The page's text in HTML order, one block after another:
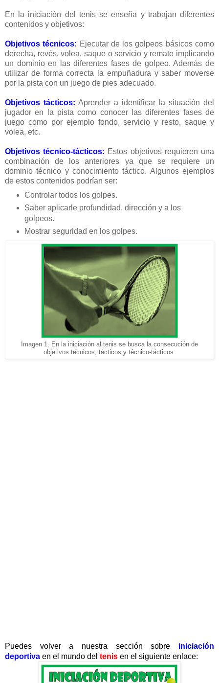
En la iniciación del tenis se enseña y trabajan diferentes
contenidos y objetivos:
Objetivos técnicos: Ejecutar de los golpeos básicos como
derecha, revés, volea, saque o servicio y remate implicando
un dominio en las diferentes fases de golpeo. Además de
utilizar de forma correcta la empuñadura y saber moverse
por la pista con un juego de pies adecuado.
Objetivos tácticos: Aprender a identificar la situación del
jugador en la pista como conocer las diferentes fases de
juego como por ejemplo fondo, servicio y resto, saque y
volea, etc.
Objetivos técnico-tácticos: Estos objetivos requieren una
combinación de los anteriores ya que se requiere un
dominio técnico y conocimiento táctico. Algunos ejemplos
de estos contenidos podrían ser:
Controlar todos los golpes.
Saber aplicarle profundidad, dirección y a los
golpeos.
Mostrar seguridad en los golpes.
Imagen 1. En la iniciación al tenis se busca la consecución de
objetivos técnicos, tácticos y técnico-tácticos.
Puedes volver a nuestra sección sobre iniciación
deportiva en el mundo del tenis en el siguiente enlace: